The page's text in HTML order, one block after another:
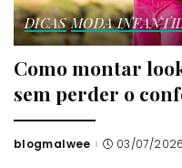
DICAS MODA
Como montar
sem perder o
Posted
blogmalwee 03/07/2026